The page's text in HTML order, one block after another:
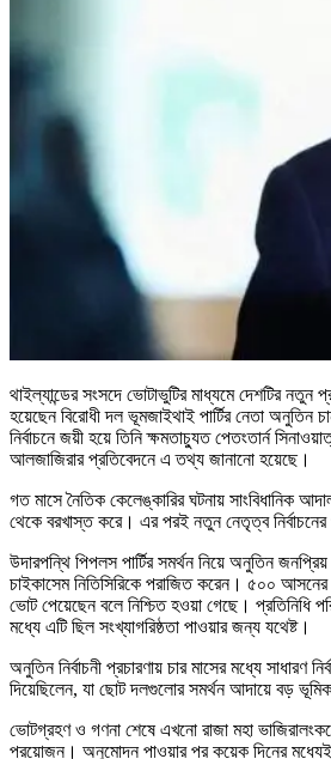
থাইল্যান্ডের সংসদে ভোটাভুটির মাধ্যমে দেশটির নতুন
হয়েছেন বিরোধী দল ভূমজাইথাই পার্টির নেতা অনুতিন
নির্বাচনে জয়ী হয়ে তিনি ক্ষমতাচ্যুত পেতংতার্ন
আলজাজিরার প্রতিবেদনে এ তথ্য জানানো হয়েছে।
গত মাসে নৈতিক কেলেঙ্কারির ঘটনায় সাংবিধানিক
থেকে বরখাস্ত করে। এর পরই নতুন নেতৃত্ব
উদারপন্থি পিপলস পার্টির সমর্থন নিয়ে অনুতিন জনপ্রিয়
চাইকাসেম নিতিসিরিকে পরাজিত করেন। ৫০০ আসনের
ভোট পেয়েছেন বলে নিশ্চিত হওয়া গেছে। প্রতিনিধি
মধ্যে এটি ছিল সংখ্যাগরিষ্ঠতা পাওয়ার জন্য যথেষ্ট।
অনুতিন নির্বাচনী প্রচারণায় চার মাসের মধ্যে সাধারণ
দিয়েছিলেন, যা ছোট দলগুলোর সমর্থন আদায়ে বড়
ভোটগ্রহণ ও গণনা শেষে এখনো রাজা মহা
প্রয়োজন। অনুমোদন পাওয়ার পর কয়েক দিনের